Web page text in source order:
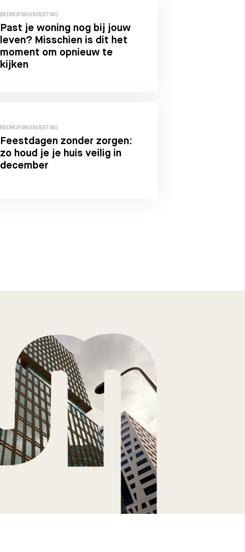
BEDRIJFSHUISVESTING
Past je woning nog bij jouw
leven? Misschien is dit het
moment om opnieuw te
kijken
BEDRIJFSHUISVESTING
Feestdagen zonder zorgen:
zo houd je je huis veilig in
december